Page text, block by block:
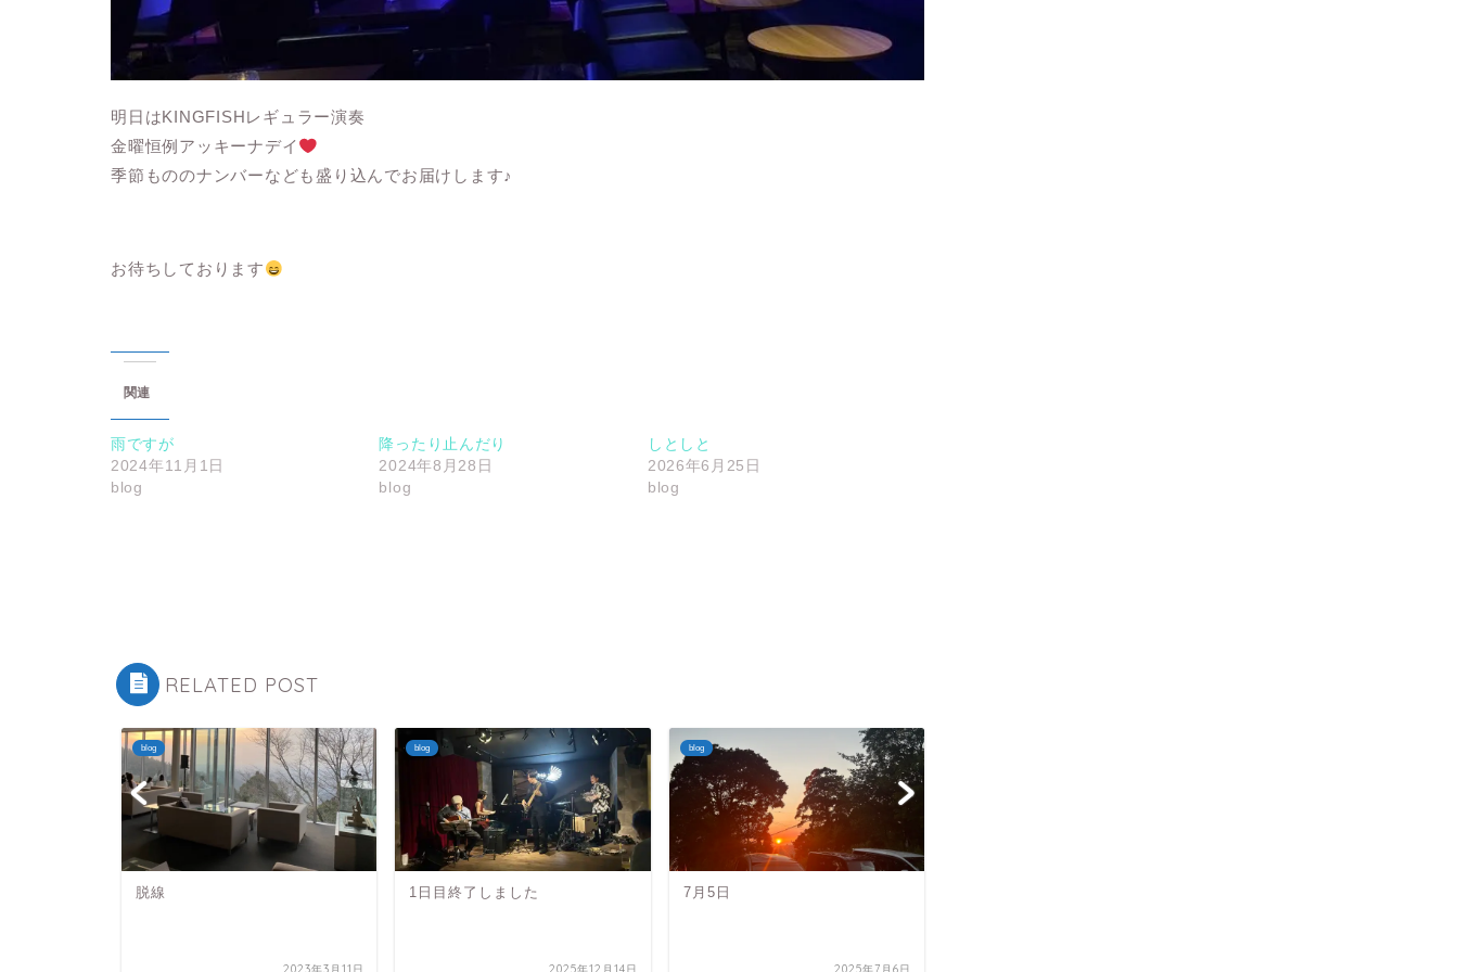
明日はKINGFISHレギュラー演奏
金曜恒例アッキーナデイ
季節もののナンバーなども盛り込んでお届けします♪
お待ちしております
関連
雨ですが
2024年11月1日
blog
降ったり止んだり
2024年8月28日
blog
しとしと
2026年6月25日
blog
RELATED POST
blog
脱線
blog
1日目終了しました
blog
7月5日